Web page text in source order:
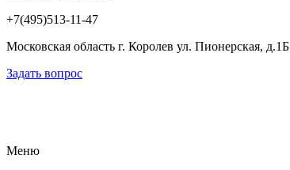
+7(495)513-11-47
Московская область г. Королев ул. Пионерская, д.1Б
Задать вопрос
Меню